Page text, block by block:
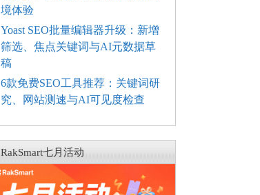
境体验
Yoast SEO批量编辑器升级：新增
筛选、焦点关键词与AI元数据草
稿
6款免费SEO工具推荐：关键词研
究、网站测速与AI可见度检查
RakSmart七月活动